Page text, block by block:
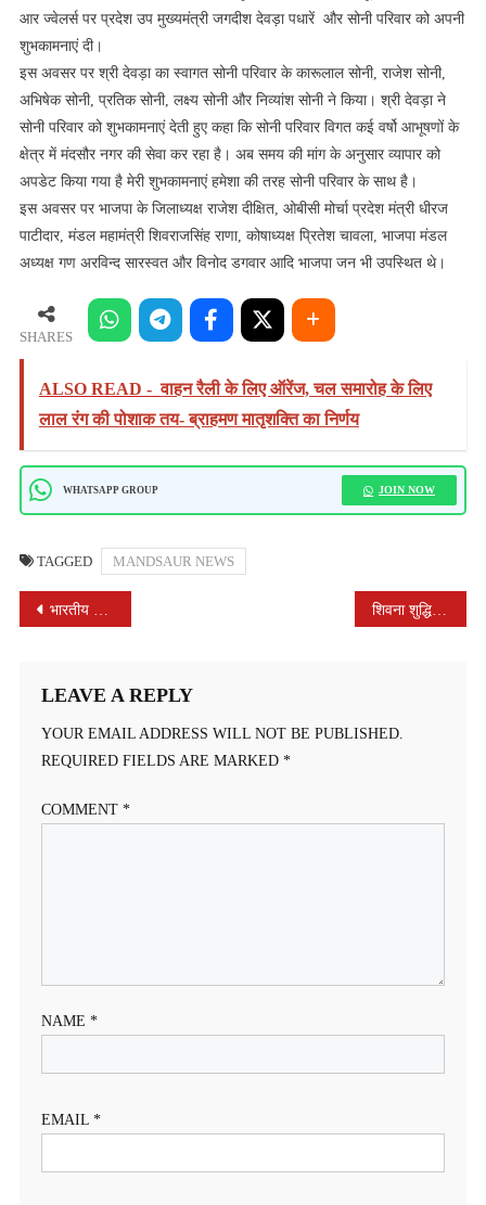
पर
पहुंचे
श्री
देवड़ा
आर ज्वेलर्स पर प्रदेश उप मुख्यमंत्री जगदीश देवड़ा पधारें और सोनी परिवार को अपनी
शुभकामनाएं दी।
इस अवसर पर श्री देवड़ा का स्वागत सोनी परिवार के कारूलाल सोनी, राजेश सोनी,
अभिषेक सोनी, प्रतिक सोनी, लक्ष्य सोनी और निव्यांश सोनी ने किया। श्री देवड़ा ने
सोनी परिवार को शुभकामनाएं देती हुए कहा कि सोनी परिवार विगत कई वर्षो आभूषणों के
क्षेत्र में मंदसौर नगर की सेवा कर रहा है। अब समय की मांग के अनुसार व्यापार को
अपडेट किया गया है मेरी शुभकामनाएं हमेशा की तरह सोनी परिवार के साथ है।
इस अवसर पर भाजपा के जिलाध्यक्ष राजेश दीक्षित, ओबीसी मोर्चा प्रदेश मंत्री धीरज
पाटीदार, मंडल महामंत्री शिवराजसिंह राणा, कोषाध्यक्ष प्रितेश चावला, भाजपा मंडल
अध्यक्ष गण अरविन्द सारस्वत और विनोद डगवार आदि भाजपा जन भी उपस्थित थे।
SHARES
ALSO READ - वाहन रैली के लिए ऑरेंज, चल समारोह के लिए
लाल रंग की पोशाक तय- ब्राहमण मातृशक्ति का निर्णय
WHATSAPP GROUP JOIN NOW
TAGGED MANDSAUR NEWS
POST
भारतीय मजदूर संघ ने कर्मचारियों की मांगों को लेकर मुख्यमंत्री के नाम सोपा डिप्टी कलेक्टर चंद्रसिंह धार्वे को ज्ञापन !
LEAVE A REPLY
YOUR EMAIL ADDRESS WILL NOT BE PUBLISHED.
REQUIRED FIELDS ARE MARKED *
COMMENT *
NAME *
EMAIL *